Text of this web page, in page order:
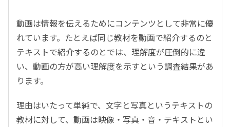
動画は情報を伝えるためにコンテンツとして非常に優
れています。たとえば同じ教材を動画で紹介するのと
テキストで紹介するのとでは、理解度が圧倒的に違
い、動画の方が高い理解度を示すという調査結果があ
ります。
理由はいたって単純で、文字と写真というテキストの
教材に対して、動画は映像・写真・音・テキストとい